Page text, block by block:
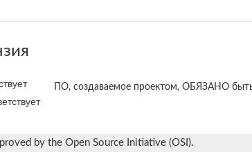
ПО, создаваемое проектом, ОБЯЗАНО
by the Open Source Initiative (OSI).